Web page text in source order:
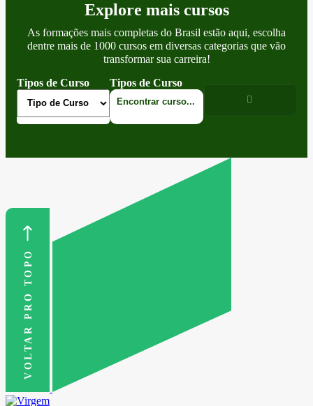
Explore mais cursos
As formações mais completas do Brasil estão aqui, escolha
dentre mais de 1000 cursos em diversas categorias que vão
transformar sua carreira!
Tipos de Curso
Tipos de Curso
VOLTAR PRO TOPO